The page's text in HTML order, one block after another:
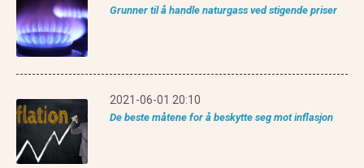
Grunner til å handle naturgass ved stigende priser
2021-06-01 20:10
De beste måtene for å beskytte seg mot inflasjon